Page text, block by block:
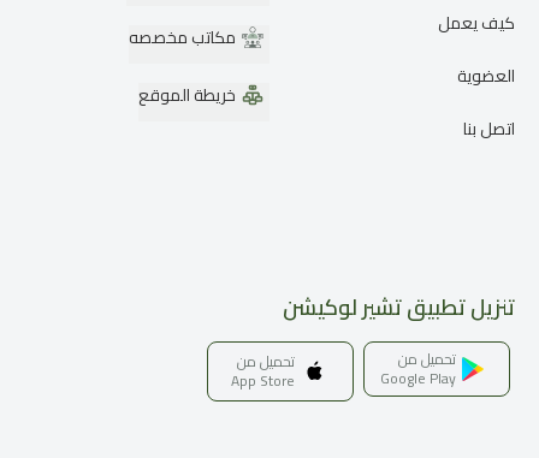
كيف يعمل
العضوية
اتصل بنا
مكاتب مخصصه
خريطة الموقع
تنزيل تطبيق تشير لوكيشن
تحميل من
Google Play
تحميل من
App Store